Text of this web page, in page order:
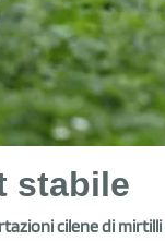
stabile
cilene di